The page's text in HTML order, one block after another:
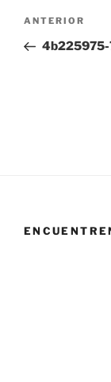
Navegación
entradas
Entrada
anterior:
ANTERIOR